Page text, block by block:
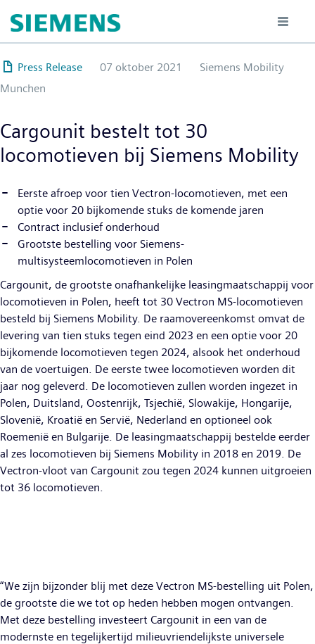
en
naar
de
inhoud
gaan
Press Release 07 oktober 2021
Siemens Mobility
Munchen
Cargounit bestelt tot 30
locomotieven bij Siemens Mobility
Eerste afroep voor tien Vectron-locomotieven, met een
optie voor 20 bijkomende stuks de komende jaren
Contract inclusief onderhoud
Grootste bestelling voor Siemens-
multisysteemlocomotieven in Polen
Cargounit, de grootste onafhankelijke leasingmaatschappij voor
locomotieven in Polen, heeft tot 30 Vectron MS-locomotieven
besteld bij Siemens Mobility. De raamovereenkomst omvat de
levering van tien stuks tegen eind 2023 en een optie voor 20
bijkomende locomotieven tegen 2024, alsook het onderhoud
van de voertuigen. De eerste twee locomotieven worden dit
jaar nog geleverd. De locomotieven zullen worden ingezet in
Polen, Duitsland, Oostenrijk, Tsjechië, Slowakije, Hongarije,
Slovenië, Kroatië en Servië, Nederland en optioneel ook
Roemenië en Bulgarije. De leasingmaatschappij bestelde eerder
al zes locomotieven bij Siemens Mobility in 2018 en 2019. De
Vectron-vloot van Cargounit zou tegen 2024 kunnen uitgroeien
tot 36 locomotieven.
“We zijn bijzonder blij met deze Vectron MS-bestelling uit Polen,
de grootste die we tot op heden hebben mogen ontvangen.
Met deze bestelling investeert Cargounit in een van de
modernste en tegelijkertijd milieuvriendelijkste universele